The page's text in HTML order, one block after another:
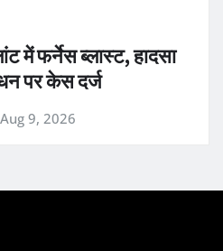
में फर्नेस ब्लास्ट, हादसा
पर केस दर्ज
Aug 9, 2026